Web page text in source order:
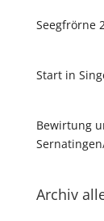
Seegfrörne
Start in
Bewirtung
Archiv